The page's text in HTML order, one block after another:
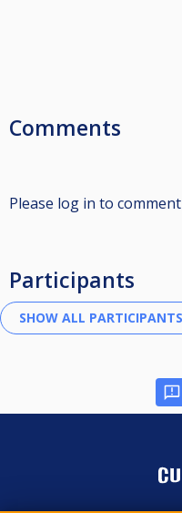
Comments
Please log in to comment
Participants